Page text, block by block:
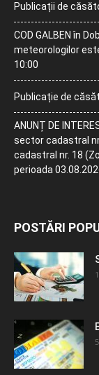
Publicații de
COD GALBEN în
meteorologilor
10:00
Publicație de
ANUNȚ DE
sector cadastral
cadastral nr. 18
perioada
POSTĂRI